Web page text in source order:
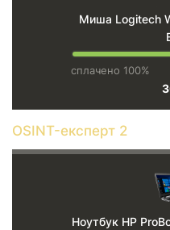
Миша Logitech
сплачено 100%
OSINT-експерт 2
Ноутбук HP